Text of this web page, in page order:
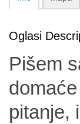
Oglasi
Pišem
pitanje,